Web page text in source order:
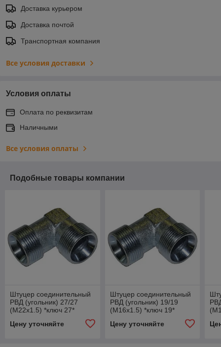
Доставка курьером
Доставка почтой
Транспортная компания
Все условия доставки
Условия оплаты
Оплата по реквизитам
Наличными
Все условия оплаты
Подобные товары компании
Штуцер соединительный
РВД (угольник) 27/27
(М22х1.5) *ключ 27*
Цену уточняйте
Штуцер соединительный
РВД (угольник) 19/19
(М16х1.5) *ключ 19*
Цену уточняйте